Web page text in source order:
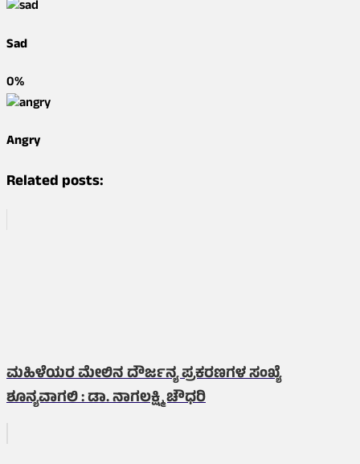
Sad
0%
Angry
Related posts:
ಮಹಿಳೆಯರ ಮೇಲಿನ ದೌರ್ಜನ್ಯ ಪ್ರಕರಣಗಳ ಸಂಖ್ಯೆ
ಶೂನ್ಯವಾಗಲಿ : ಡಾ. ನಾಗಲಕ್ಷ್ಮಿ ಚೌಧರಿ